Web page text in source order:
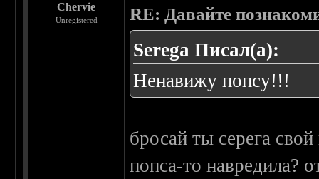
Chervie
Unregistered RE: Давайте
Serega Писал(а):
Ненавижу попсу!!!
бросай ты серега
попса-то навредила?